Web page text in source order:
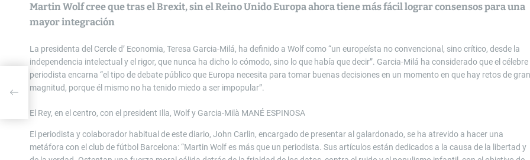
Martin Wolf cree que tras el Brexit, sin el Reino Unido Europa ahora tiene más fácil lograr consensos para una
mayor integración
La presidenta del Cercle d’ Economia, Teresa Garcia-Milá, ha definido a Wolf como “un europeísta no convencional, sino crítico, desde la
independencia intelectual y el rigor, que nunca ha dicho lo cómodo, sino lo que había que decir”. Garcia-Milá ha considerado que el célebre
periodista encarna “el tipo de debate público que Europa necesita para tomar buenas decisiones en un momento en que hay retos de gran
magnitud, porque él mismo no ha tenido miedo a ser impopular”.
El Rey, en el centro, con el president Illa, Wolf y Garcia-Milà MANÉ ESPINOSA
El periodista y colaborador habitual de este diario, John Carlin, encargado de presentar al galardonado, se ha atrevido a hacer una
metáfora con el club de fútbol Barcelona: “Martin Wolf es más que un periodista. Sus artículos están dedicados a la causa de la libertad y